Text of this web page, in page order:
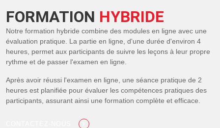
FORMATION HYBRIDE
Notre formation hybride combine des modules en ligne avec une
évaluation pratique. La partie en ligne, d'une durée d'environ 4
heures, permet aux participants de suivre les leçons à leur propre
rythme et de passer l'examen en ligne.
Après avoir réussi l'examen en ligne, une séance pratique de 2
heures est planifiée pour évaluer les compétences pratiques des
participants, assurant ainsi une formation complète et efficace.